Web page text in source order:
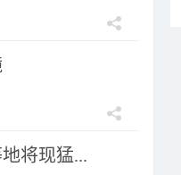
将现猛...